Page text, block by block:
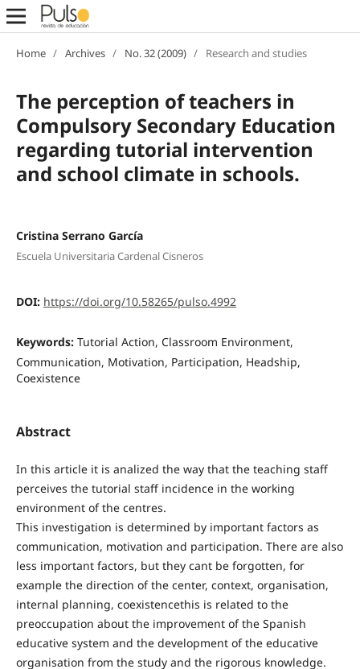
Home / Archives / No. 32 (2009) / Research and studies
The perception of teachers in
Compulsory Secondary Education
regarding tutorial intervention
and school climate in schools.
Cristina Serrano García
Escuela Universitaria Cardenal Cisneros
DOI: https://doi.org/10.58265/pulso.4992
Keywords: Tutorial Action, Classroom Environment,
Communication, Motivation, Participation, Headship,
Coexistence
Abstract
In this article it is analized the way that the teaching staff
perceives the tutorial staff incidence in the working
environment of the centres.
This investigation is determined by important factors as
communication, motivation and participation. There are also
less important factors, but they cant be forgotten, for
example the direction of the center, context, organisation,
internal planning, coexistencethis is related to the
preoccupation about the improvement of the Spanish
educative system and the development of the educative
organisation from the study and the rigorous knowledge.